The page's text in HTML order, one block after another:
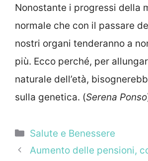
Nonostante i progressi della
normale che con il passare
nostri organi tenderanno a
più. Ecco perché, per
naturale dell’età,
sulla genetica. (Serena Ponso
Categorie
Salute e Benessere
Aumento delle pensioni,